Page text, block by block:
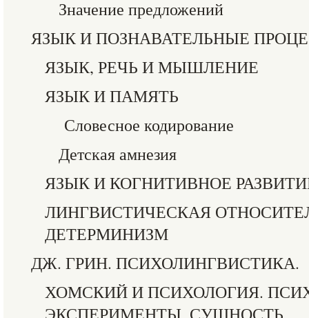
Значение предложений
ЯЗЫК И ПОЗНАВАТЕЛЬНЫЕ
ЯЗЫК, РЕЧЬ И МЫШЛЕНИЕ
ЯЗЫК И ПАМЯТЬ
Словесное кодирование
Детская амнезия
ЯЗЫК И КОГНИТИВНОЕ
ЛИНГВИСТИЧЕСКАЯ
ДЕТЕРМИНИЗМ
ДЖ. ГРИН. ПСИХОЛИНГВИСТИКА.
ХОМСКИЙ И ПСИХОЛОГИЯ.